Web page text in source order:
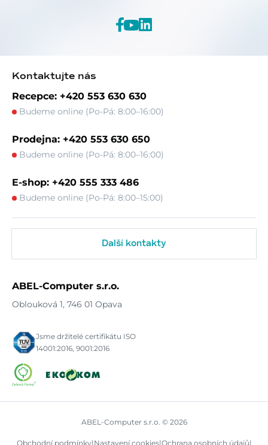
Kontaktujte nás
Recepce: +420 553 630 630
Budeme online (Po-Pá: 8:00–16:00)
Prodejna: +420 553 630 650
Budeme online (Po-Pá: 8:00–16:00)
E-shop: +420 555 333 486
Budeme online (Po-Pá: 8:00–15:00)
Další kontakty
ABEL-Computer s.r.o.
Oblouková 1, 746 01 Opava
Jsme držitelé certifikátu ISO
14001:2016, 9001:2016
ABEL-Computer s.r.o. © 2026
Obchodní podmínky|Nastavení cookies|Ochrana osobních údajů|